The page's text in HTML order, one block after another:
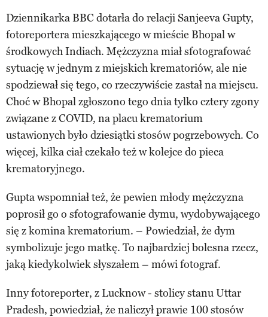
Dziennikarka BBC dotarła do relacji Sanjeeva Gupty,
fotoreportera mieszkającego w mieście Bhopal w
środkowych Indiach. Mężczyzna miał sfotografować
sytuację w jednym z miejskich krematoriów, ale nie
spodziewał się tego, co rzeczywiście zastał na miejscu.
Choć w Bhopal zgłoszono tego dnia tylko cztery zgony
związane z COVID, na placu krematorium
ustawionych było dziesiątki stosów pogrzebowych. Co
więcej, kilka ciał czekało też w kolejce do pieca
krematoryjnego.
Gupta wspomniał też, że pewien młody mężczyzna
poprosił go o sfotografowanie dymu, wydobywającego
się z komina krematorium. – Powiedział, że dym
symbolizuje jego matkę. To najbardziej bolesna rzecz,
jaką kiedykolwiek słyszałem – mówi fotograf.
Inny fotoreporter, z Lucknow - stolicy stanu Uttar
Pradesh, powiedział, że naliczył prawie 100 stosów